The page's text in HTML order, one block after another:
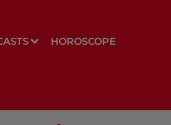
HOROSCOPE